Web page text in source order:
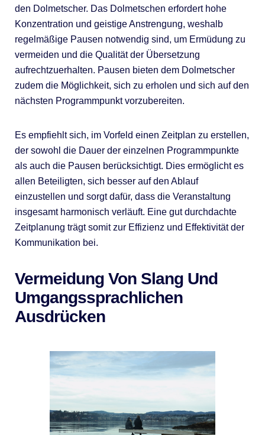
den Dolmetscher. Das Dolmetschen erfordert hohe
Konzentration und geistige Anstrengung, weshalb
regelmäßige Pausen notwendig sind, um Ermüdung zu
vermeiden und die Qualität der Übersetzung
aufrechtzuerhalten. Pausen bieten dem Dolmetscher
zudem die Möglichkeit, sich zu erholen und sich auf den
nächsten Programmpunkt vorzubereiten.
Es empfiehlt sich, im Vorfeld einen Zeitplan zu erstellen,
der sowohl die Dauer der einzelnen Programmpunkte
als auch die Pausen berücksichtigt. Dies ermöglicht es
allen Beteiligten, sich besser auf den Ablauf
einzustellen und sorgt dafür, dass die Veranstaltung
insgesamt harmonisch verläuft. Eine gut durchdachte
Zeitplanung trägt somit zur Effizienz und Effektivität der
Kommunikation bei.
Vermeidung Von Slang Und
Umgangssprachlichen
Ausdrücken